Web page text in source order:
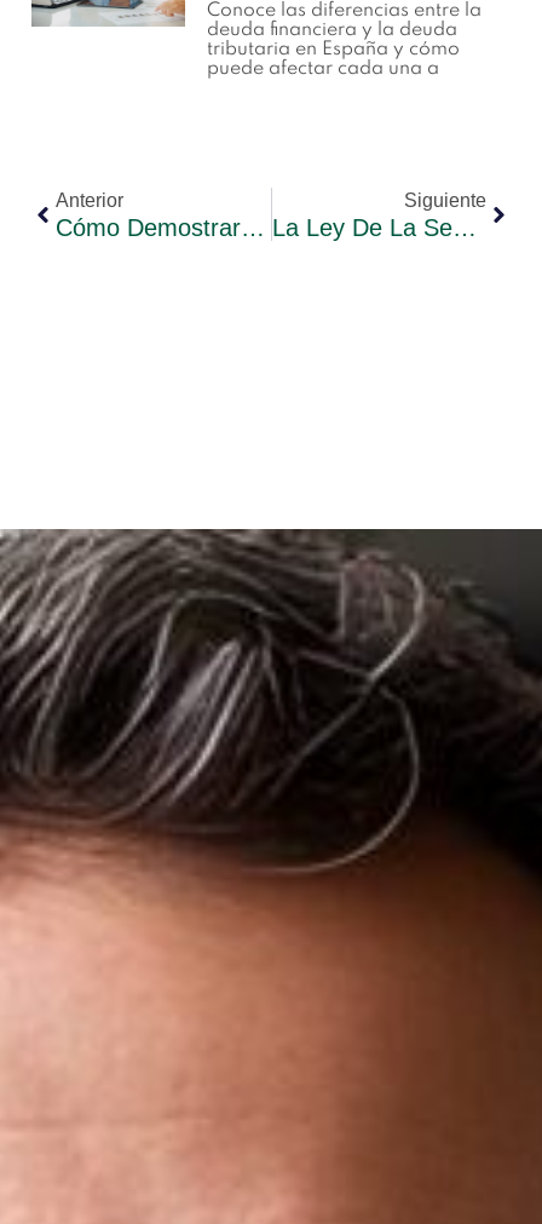
Conoce las diferencias entre la
deuda financiera y la deuda
tributaria en España y cómo
puede afectar cada una a
Anterior
Cómo Demostrar Buena Fe En Un Proceso De Ley De Segunda Oportunidad En Barcelona
Siguiente
La Ley De La Segunda Oportunidad En 2026: Qué Ha Cambiado De Verdad Y Cómo Afecta A Los Deudores Hoy